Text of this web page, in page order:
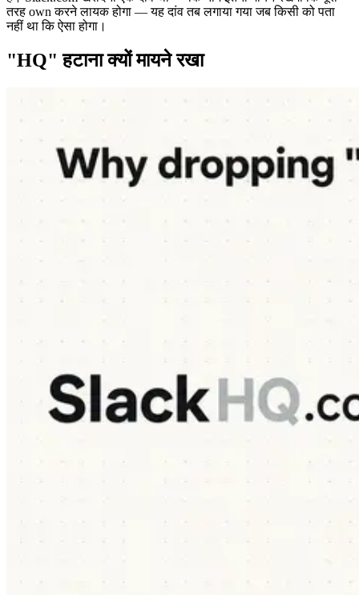
तरह own करने लायक होगा — यह दांव तब लगाया गया जब किसी को पता
नहीं था कि ऐसा होगा।
"HQ" हटाना क्यों मायने रखा